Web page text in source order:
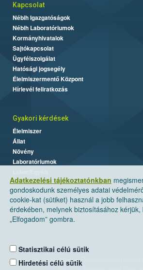
Adatkezelési tájékoztatónkban
gondoskodunk személyes adatai
cookie-kat (sütiket) használ a jobb
érdekében, melynek biztosításához kérjük,
„Elfogadom” gombra.
Statisztikai célú sütik
Hirdetési célú sütik
Kapcsolat
Nébih Igazgatóságok
Nébih Laboratóriumok
Kormányhivatalok
Sajtókapcsolat
Ügyfélszolgálat
Hatósági jogsegély
Élelmiszermentő Központ
Hírlevél feliratkozás
Gyakori kérdések
Élelmiszer
Állat
Növény
Laboratóriumok
Nemzeti Élelmiszerlánc-biztonsági